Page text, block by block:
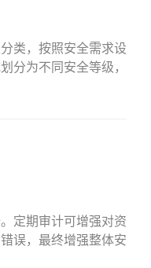
类，按照安全需求设
分为不同安全等级，
定期审计可增强对资
误，最终增强整体安